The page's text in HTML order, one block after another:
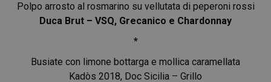
Polpo arrosto al rosmarino su vellutata di peperoni rossi
Duca Brut – VSQ, Grecanico e Chardonnay
*
Busiate con limone bottarga e mollica caramellata
Kadòs 2018, Doc Sicilia – Grillo